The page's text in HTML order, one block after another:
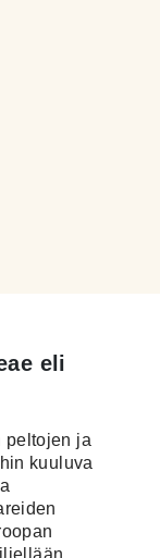
eli
peltojen ja
kuuluva